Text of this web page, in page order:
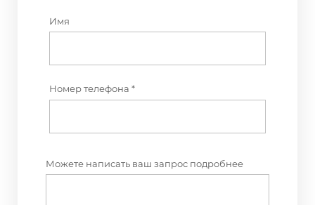
Имя
Номер телефона *
Можете написать ваш запрос подробнее